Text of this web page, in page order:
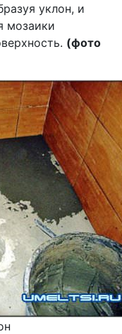
уклон, и
мозаики
(фото